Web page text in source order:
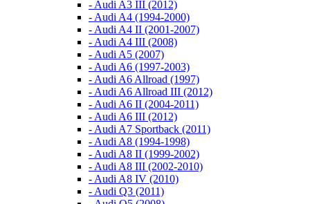
- Audi A3 III (2012)
- Audi A4 (1994-2000)
- Audi A4 II (2001-2007)
- Audi A4 III (2008)
- Audi A5 (2007)
- Audi A6 (1997-2003)
- Audi A6 Allroad (1997)
- Audi A6 Allroad III (2012)
- Audi A6 II (2004-2011)
- Audi A6 III (2012)
- Audi A7 Sportback (2011)
- Audi A8 (1994-1998)
- Audi A8 II (1999-2002)
- Audi A8 III (2002-2010)
- Audi A8 IV (2010)
- Audi Q3 (2011)